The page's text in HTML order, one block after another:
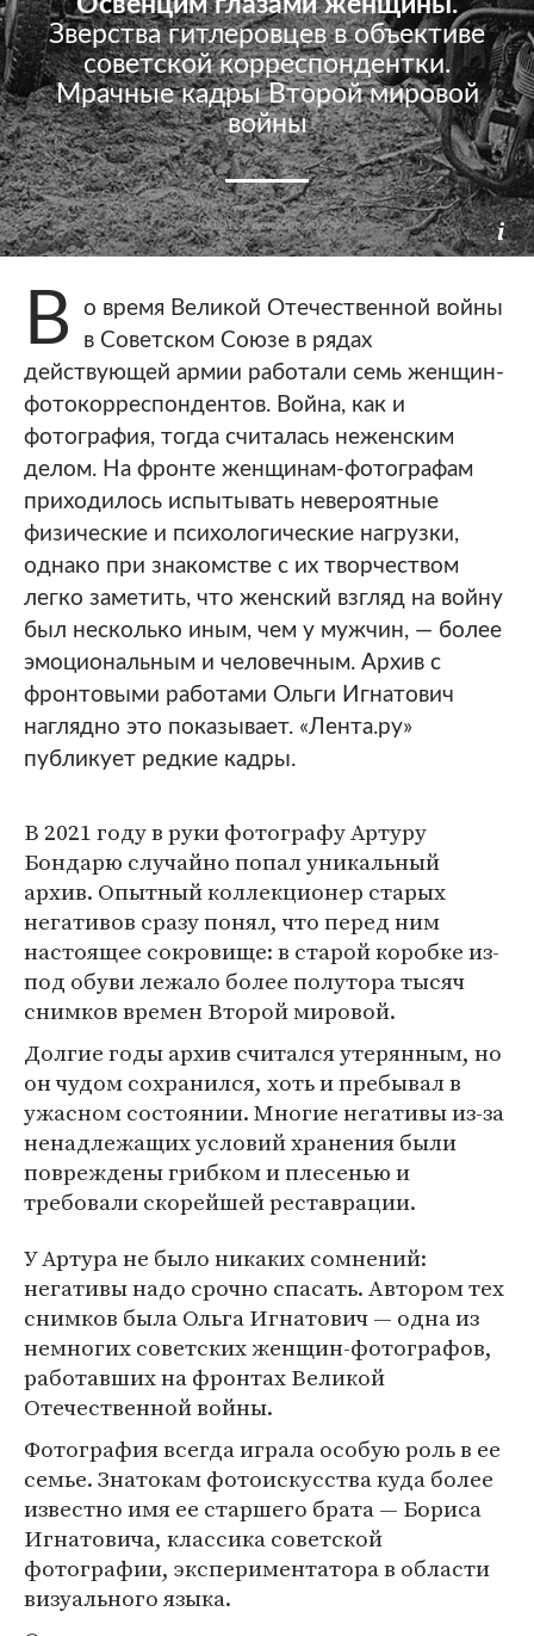
Зверства гитлеровцев в объективе
советской корреспондентки.
Мрачные кадры Второй мировой
войны
00:01, 4 декабря 2023
В
о время Великой Отечественной войны
в Советском Союзе в рядах
действующей армии работали семь женщин-
фотокорреспондентов. Война, как и
фотография, тогда считалась неженским
делом. На фронте женщинам-фотографам
приходилось испытывать невероятные
физические и психологические нагрузки,
однако при знакомстве с их творчеством
легко заметить, что женский взгляд на войну
был несколько иным, чем у мужчин, — более
эмоциональным и человечным. Архив с
фронтовыми работами Ольги Игнатович
наглядно это показывает. «Лента.ру»
публикует редкие кадры.
В 2021 году в руки фотографу Артуру
Бондарю случайно попал уникальный
архив. Опытный коллекционер старых
негативов сразу понял, что перед ним
настоящее сокровище: в старой коробке из-
под обуви лежало более полутора тысяч
снимков времен Второй мировой.
Долгие годы архив считался утерянным, но
он чудом сохранился, хоть и пребывал в
ужасном состоянии. Многие негативы из-за
ненадлежащих условий хранения были
повреждены грибком и плесенью и
требовали скорейшей реставрации.
У Артура не было никаких сомнений:
негативы надо срочно спасать. Автором тех
снимков была Ольга Игнатович — одна из
немногих советских женщин-фотографов,
работавших на фронтах Великой
Отечественной войны.
Фотография всегда играла особую роль в ее
семье. Знатокам фотоискусства куда более
известно имя ее старшего брата — Бориса
Игнатовича, классика советской
фотографии, экспериментатора в области
визуального языка.